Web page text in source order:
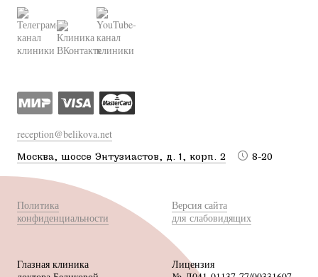
reception@belikova.net
Москва, шоссе Энтузиастов, д. 1, корп. 2 8-20
Политика
конфиденциальности
Версия сайта
для слабовидящих
Глазная клиника
Лицензия